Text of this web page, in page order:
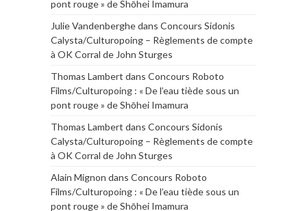
pont rouge » de Shōhei Imamura
Julie Vandenberghedans Concours Sidonis
Calysta/Culturopoing – Règlements de compte
à OK Corral de John Sturges
Thomas Lambert dans Concours Roboto
Films/Culturopoing : « De l’eau tiède sous un
pont rouge » de Shōhei Imamura
Thomas Lambert dans Concours Sidonis
Calysta/Culturopoing – Règlements de compte
à OK Corral de John Sturges
Alain Mignon dans Concours Roboto
Films/Culturopoing : « De l’eau tiède sous un
pont rouge » de Shōhei Imamura